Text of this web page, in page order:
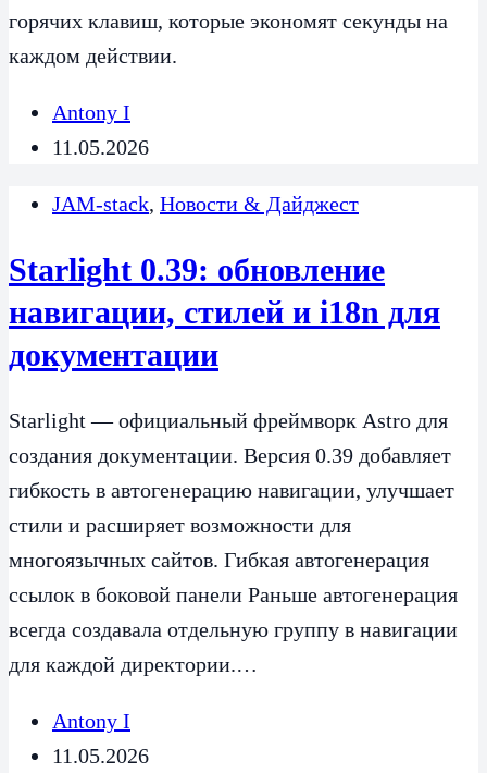
горячих клавиш, которые экономят секунды на
каждом действии.
Antony I
11.05.2026
JAM-stack, Новости & Дайджест
Starlight 0.39: обновление
навигации, стилей и i18n для
документации
Starlight — официальный фреймворк Astro для
создания документации. Версия 0.39 добавляет
гибкость в автогенерацию навигации, улучшает
стили и расширяет возможности для
многоязычных сайтов. Гибкая автогенерация
ссылок в боковой панели Раньше автогенерация
всегда создавала отдельную группу в навигации
для каждой директории.…
Antony I
11.05.2026